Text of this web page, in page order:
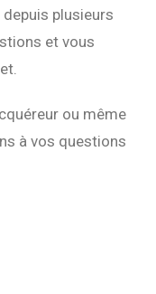
plusieurs
et vous
ou même
à vos questions